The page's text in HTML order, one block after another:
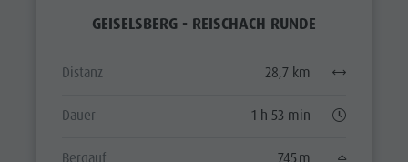
GEISELSBERG - REISCHACH RUNDE
Distanz 28,7 km
Dauer 1 h 53 min